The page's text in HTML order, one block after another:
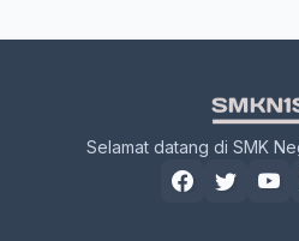
Selamat datang di SMK